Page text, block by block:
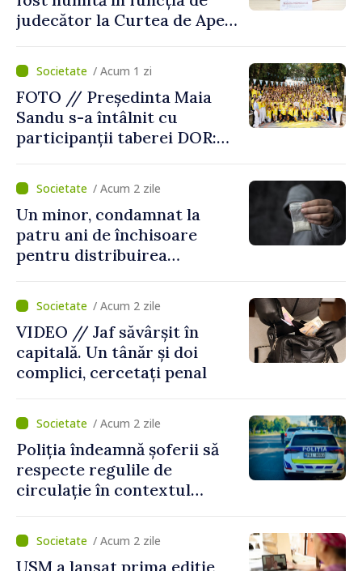
judecător la Curtea de Apel
/ Acum 1 zi
FOTO // Președinta Maia
Sandu s-a întâlnit cu
participanții taberei DOR:
noastră rămâne puternică”
/ Acum 2 zile
Un minor, condamnat la
patru ani de închisoare
pentru distribuirea
/ Acum 2 zile
VIDEO // Jaf săvârșit în
capitală. Un tânăr și doi
complici, cercetați penal
/ Acum 2 zile
Poliția îndeamnă șoferii să
respecte regulile de
circulație în contextul
perioada concediilor
/ Acum 2 zile
USM a lansat prima ediție